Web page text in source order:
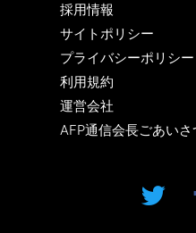
採用情報
サイトポリシー
プライバシーポリシー
利用規約
運営会社
AFP通信会長ごあいさ